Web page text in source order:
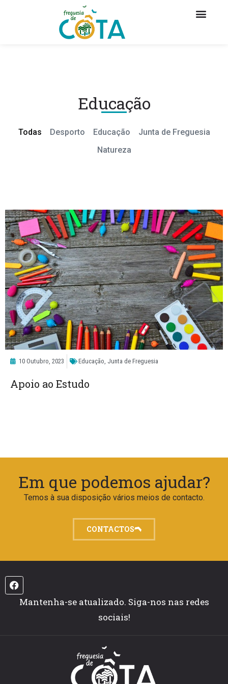
Educação
Desporto Educação
Junta de Freguesia
Natureza
Todas
10 Outubro, 2023 Educação, Junta de Freguesia
Apoio ao Estudo
Em que podemos ajudar?
Temos à sua disposição vários meios de contacto.
CONTACTOS
Mantenha-se atualizado. Siga-nos nas redes
sociais!